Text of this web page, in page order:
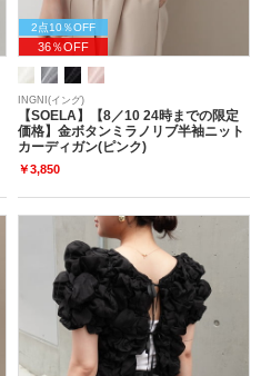
2点10％OFF
36％OFF
INGNI(イング)
【SOELA】【8／10 24時までの限定
価格】金ボタンミラノリブ半袖ニット
カーディガン(ピンク)
￥3,850